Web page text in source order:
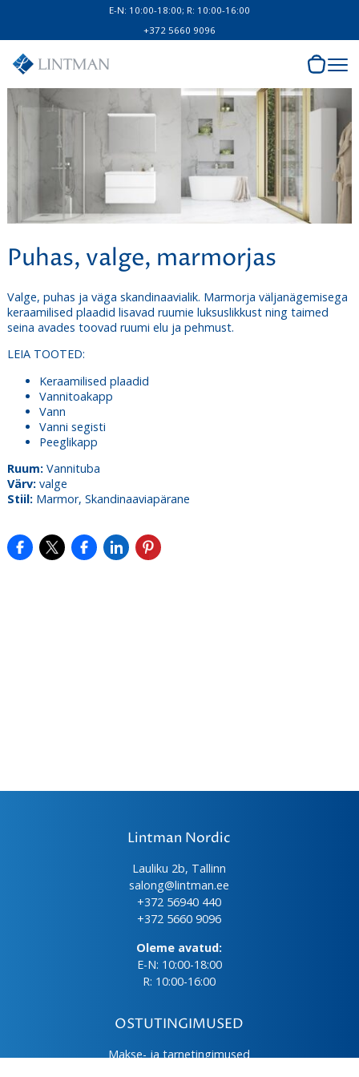
E-N: 10:00-18:00; R: 10:00-16:00
+372 5660 9096
Puhas, valge, marmorjas
Valge, puhas ja väga skandinaavialik. Marmorja väljanägemisega
keraamilised plaadid lisavad ruumie luksuslikkust ning taimed
seina avades toovad ruumi elu ja pehmust.
LEIA TOOTED:
Keraamilised plaadid
Vannitoakapp
Vann
Vanni segisti
Peeglikapp
Ruum:Vannituba
Värv:valge
Stiil:Marmor, Skandinaaviapärane
Lintman Nordic
Lauliku 2b, Tallinn
salong@lintman.ee
+372 56940 440
+372 5660 9096
Oleme avatud:
E-N: 10:00-18:00
R: 10:00-16:00
OSTUTINGIMUSED
Makse- ja tarnetingimused